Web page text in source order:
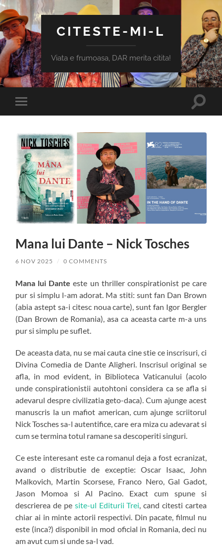
CITESTE-MI-L
Viata e frumoasa, DAR merita citita!
Toggle
mobile
Toggle
Mana lui Dante – Nick Tosches
6 NOV 2025 / 0 COMMENTS
Mana lui Dante este un thriller conspirationist pe care
pur si simplu l-am adorat. Ma stiti: sunt fan Dan Brown
(abia astept sa-i citesc noua carte), sunt fan Igor Bergler
(Dan Brown de Romania), asa ca aceasta carte m-a uns
pur si simplu pe suflet.
De aceasta data, nu se mai cauta cine stie ce inscrisuri, ci
Divina Comedia de Dante Aligheri. Inscrisul original se
afla, in mod evident, in Biblioteca Vaticanului (acolo
unde conspirationistii autohtoni considera ca se afla si
adevarul despre civilizatia geto-daca). Cum ajunge acest
manuscris la un mafiot american, cum ajunge scriitorul
Nick Tosches sa-l autentifice, care era miza cu adevarat si
cum se termina totul ramane sa descoperiti singuri.
Ce este interesant este ca romanul deja a fost ecranizat,
avand o distributie de exceptie: Oscar Isaac, John
Malkovich, Martin Scorsese, Franco Nero, Gal Gadot,
Jason Momoa si Al Pacino. Exact cum spune si
descrierea de pe site-ul Editurii Trei , cand citesti cartea
chiar ai in minte actorii respectivi. Din pacate, filmul nu
este (inca?) disponibil in mod oficial in Romania, deci nu
am avut cum si unde sa-l vad.